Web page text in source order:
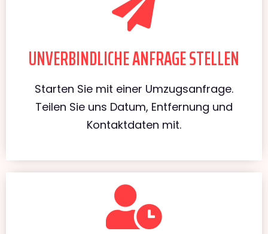
UNVERBINDLICHE ANFRAGE STELLEN
Starten Sie mit einer Umzugsanfrage.
Teilen Sie uns Datum, Entfernung und
Kontaktdaten mit.